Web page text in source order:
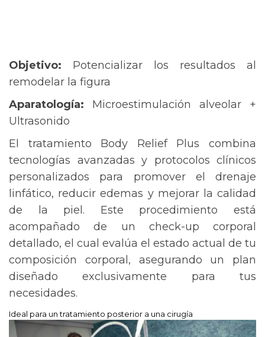
Objetivo: Potencializar los resultados al
remodelar la figura
Aparatología: Microestimulación alveolar +
Ultrasonido
El tratamiento Body Relief Plus combina
tecnologías avanzadas y protocolos clínicos
personalizados para promover el drenaje
linfático, reducir edemas y mejorar la calidad
de la piel. Este procedimiento está
acompañado de un check-up corporal
detallado, el cual evalúa el estado actual de tu
composición corporal, asegurando un plan
diseñado exclusivamente para tus
necesidades.
Ideal para un tratamiento posterior a una cirugía